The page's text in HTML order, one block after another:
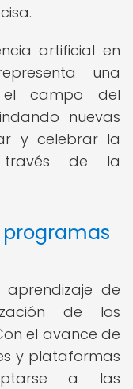
artificial en
una
el campo del
nuevas
y celebrar la
través de la
programas
de
de los
el avance de
y plataformas
a las